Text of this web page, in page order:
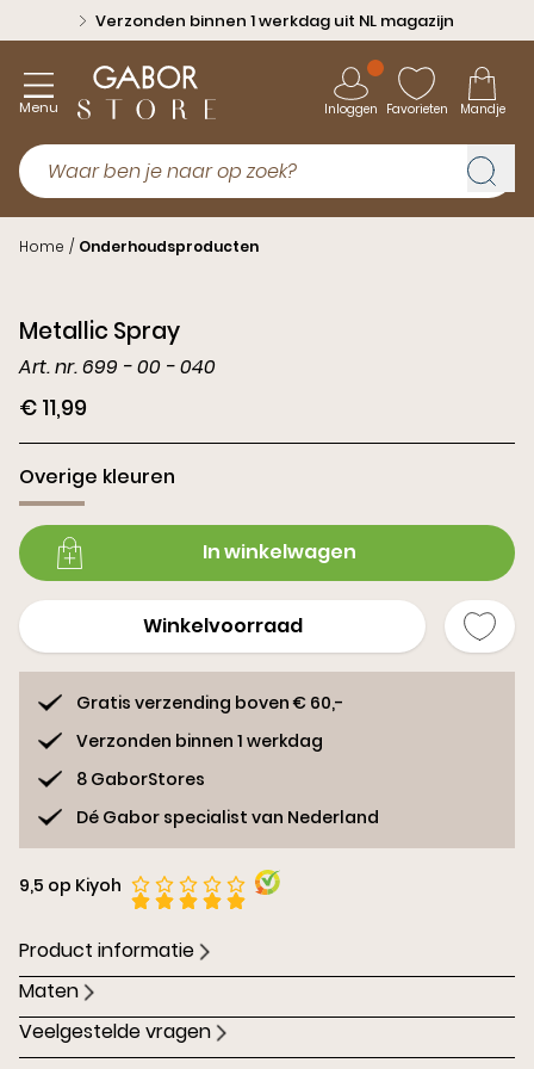
Verzonden binnen 1 werkdag uit NL magazijn
Menu Inloggen Favorieten Mandje
Home / Onderhoudsproducten
Metallic Spray
Art. nr. 699 - 00 - 040
€ 11,99
Overige kleuren
In winkelwagen
Winkelvoorraad
Gratis verzending boven € 60,-
Verzonden binnen 1 werkdag
8 GaborStores
Dé Gabor specialist van Nederland
9,5 op Kiyoh
Product informatie
Maten
Veelgestelde vragen